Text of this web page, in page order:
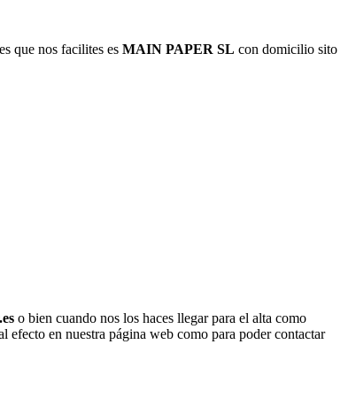
que nos facilites es MAIN PAPER SL con domicilio sito
o bien cuando nos los haces llegar para el alta como
efecto en nuestra página web como para poder contactar